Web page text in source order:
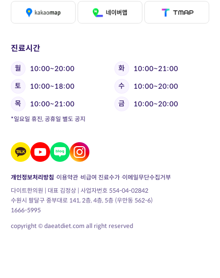
진료시간
월 10:00~20:00 화
10:00~21:00
토
10:00~18:00 수
10:00~20:00
목
10:00~21:00 금 10:00~20:00
*일요일 휴진, 공휴일 별도 공지
개인정보처리방침 이용약관 비급여 진료수가 이메일무단수집거부
다이트한의원 | 대표 김정상 | 사업자번호 554-04-02842
수원시 팔달구 중부대로 141, 2층, 4층, 5층 (우만동 562-6)
1666-5995
copyright © daeatdiet.com all right reserved